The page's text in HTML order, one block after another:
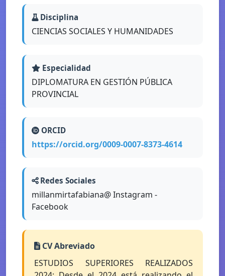
Disciplina
CIENCIAS SOCIALES Y HUMANIDADES
Especialidad
DIPLOMATURA EN GESTIÓN PÚBLICA
PROVINCIAL
ORCID
https://orcid.org/0009-0007-8373-4614
Redes Sociales
millanmirtafabiana@ Instagram -
Facebook
CV Abreviado
ESTUDIOS SUPERIORES REALIZADOS